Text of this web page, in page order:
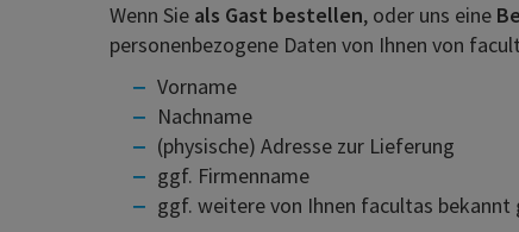
Wenn Sie als Gast bestellen, oder uns eine
personenbezogene Daten von Ihnen von
Vorname
Nachname
(physische) Adresse zur Lieferung
ggf. Firmenname
ggf. weitere von Ihnen facultas